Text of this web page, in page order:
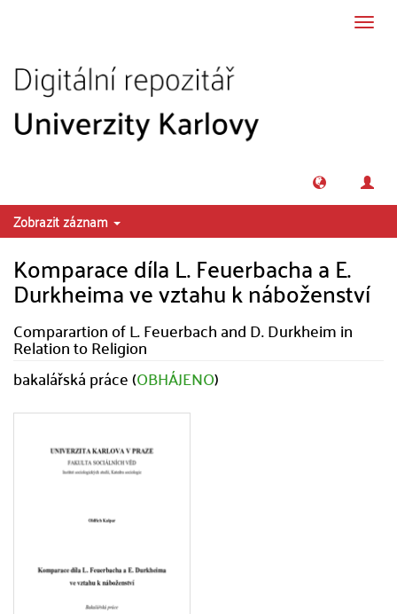
Zobrazit záznam
Komparace díla L. Feuerbacha a E.
Durkheima ve vztahu k náboženství
Comparartion of L. Feuerbach and D. Durkheim in
Relation to Religion
bakalářská práce (OBHÁJENO)